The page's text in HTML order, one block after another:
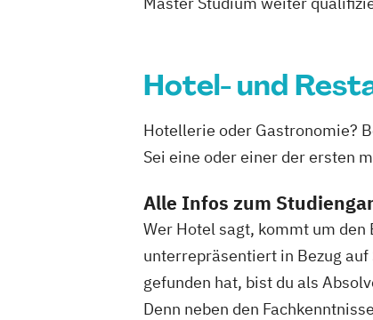
Hotel- und
Hotellerie oder Gastronomie?
Sei eine oder einer der ersten
Alle Infos zum
Wer Hotel sagt, kommt um
unterrepräsentiert in Bezug auf
gefunden hat, bist du als
Denn neben den